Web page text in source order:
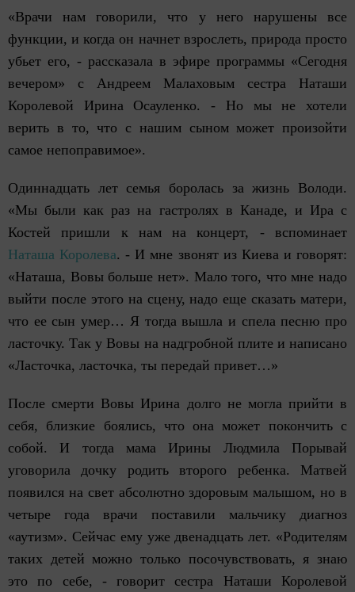
«Врачи нам говорили, что у него нарушены все
функции, и когда он начнет взрослеть, природа просто
убьет его, - рассказала в эфире программы «Сегодня
вечером» с Андреем Малаховым сестра Наташи
Королевой Ирина Осауленко. - Но мы не хотели
верить в то, что с нашим сыном может произойти
самое непоправимое».
Одиннадцать лет семья боролась за жизнь Володи.
«Мы были как раз на гастролях в Канаде, и Ира с
Костей пришли к нам на концерт, - вспоминает
Наташа Королева. - И мне звонят из Киева и говорят:
«Наташа, Вовы больше нет». Мало того, что мне надо
выйти после этого на сцену, надо еще сказать матери,
что ее сын умер… Я тогда вышла и спела песню про
ласточку. Так у Вовы на надгробной плите и написано
«Ласточка, ласточка, ты передай привет…»
После смерти Вовы Ирина долго не могла прийти в
себя, близкие боялись, что она может покончить с
собой. И тогда мама Ирины Людмила Порывай
уговорила дочку родить второго ребенка. Матвей
появился на свет абсолютно здоровым малышом, но в
четыре года врачи поставили мальчику диагноз
«аутизм». Сейчас ему уже двенадцать лет. «Родителям
таких детей можно только посочувствовать, я знаю
это по себе, - говорит сестра Наташи Королевой